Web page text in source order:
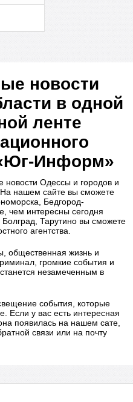
новости
в одной
ленте
Информ»
Одессы и городов и
нашем сайте вы сможете
Бедгород-
чем интересны сегодня
Тарутино вы сможете
агентства.
общественная жизнь и
громкие события и
незамеченным в
события, которые
Если у вас есть интересная
появилась на нашем сате,
связи или на почту